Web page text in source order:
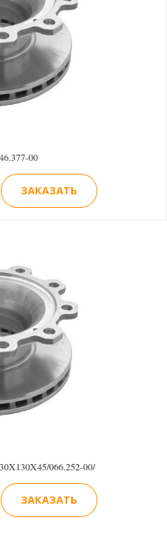
00
ЗАКАЗАТЬ
066.252-00/
ЗАКАЗАТЬ